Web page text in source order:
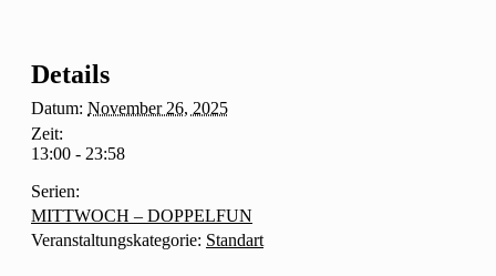
Details
Datum: November 26, 2025
Zeit:
13:00 - 23:58
Serien:
MITTWOCH – DOPPELFUN
Veranstaltungskategorie: Standart